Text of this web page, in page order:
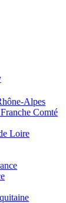
Alpes
Comté
Loire